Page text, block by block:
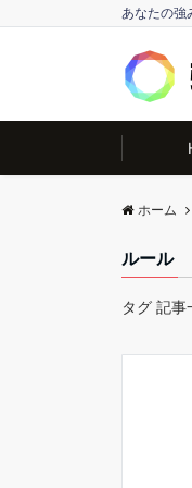
あなたの強
ホーム
ルール
タグ 記事